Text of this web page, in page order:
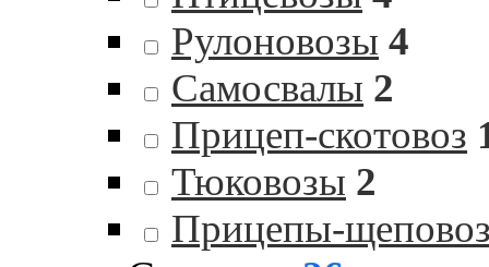
Рулоновозы 4
Самосвалы 2
Прицеп-скотовоз
Тюковозы 2
Прицепы-